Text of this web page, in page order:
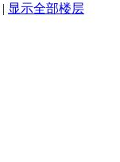
| 显示全部楼层